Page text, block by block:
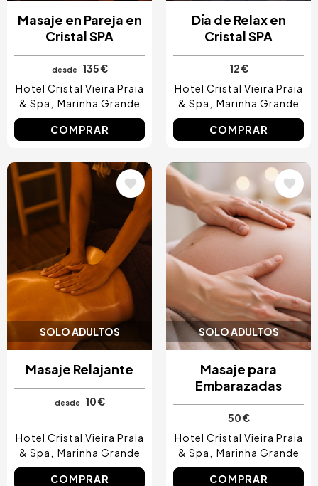
Masaje en Pareja en
Cristal SPA
desde
135 €
Hotel Cristal Vieira Praia
& Spa
Marinha Grande
COMPRAR
Día de Relax en
Cristal SPA
12 €
Hotel Cristal Vieira Praia
& Spa
Marinha Grande
COMPRAR
SOLO ADULTOS
Image
Masaje Relajante
desde 10 €
Hotel Cristal Vieira Praia
& Spa
Marinha Grande
COMPRAR
SOLO ADULTOS
Image
Masaje para
Embarazadas
50 €
Hotel Cristal Vieira Praia
& Spa
Marinha Grande
COMPRAR